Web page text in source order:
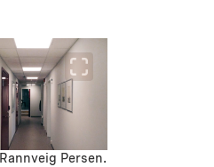
Persen.